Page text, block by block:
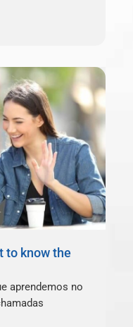
to know the
aprendemos no